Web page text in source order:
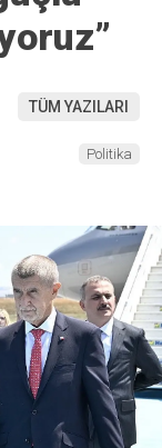
TÜM YAZILARI
Politika